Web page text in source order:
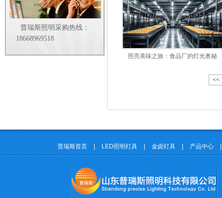
普瑞斯照明采购热线：
18668969518
照亮美味之旅：食品厂的灯光奥秘
<<
普瑞斯首页 | LED照明灯具 | 金卤灯具 | 产品中心 |